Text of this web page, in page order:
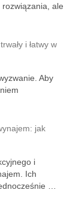
ale
i łatwy w
Aby
jak
i
Ich
…